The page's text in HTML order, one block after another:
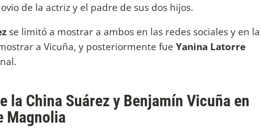
de la actriz y el padre de sus dos hijos.
se limitó a mostrar a ambos en las redes sociales y en la
a Vicuña, y posteriormente fue Yanina Latorre
la China Suárez y Benjamín Vicuña en
Magnolia